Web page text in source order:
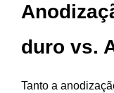
duro vs.
Tanto a